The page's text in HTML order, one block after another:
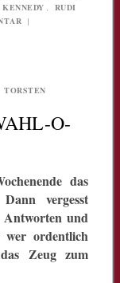
RUDI
|
TORSTEN
O-
das
vergesst
Antworten und
wer ordentlich
Zeug zum